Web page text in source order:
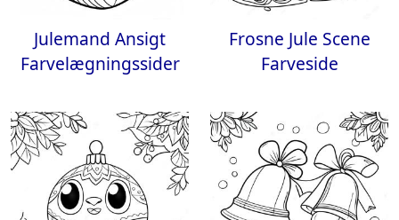
Julemand Ansigt
Farvelægningssider
Frosne Jule Scene
Farveside